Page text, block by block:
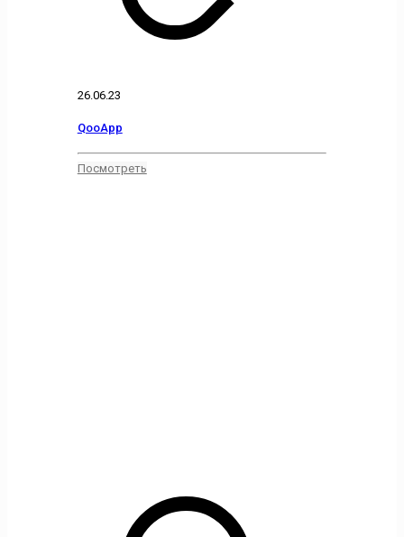
26.06.23
QooApp
Посмотреть